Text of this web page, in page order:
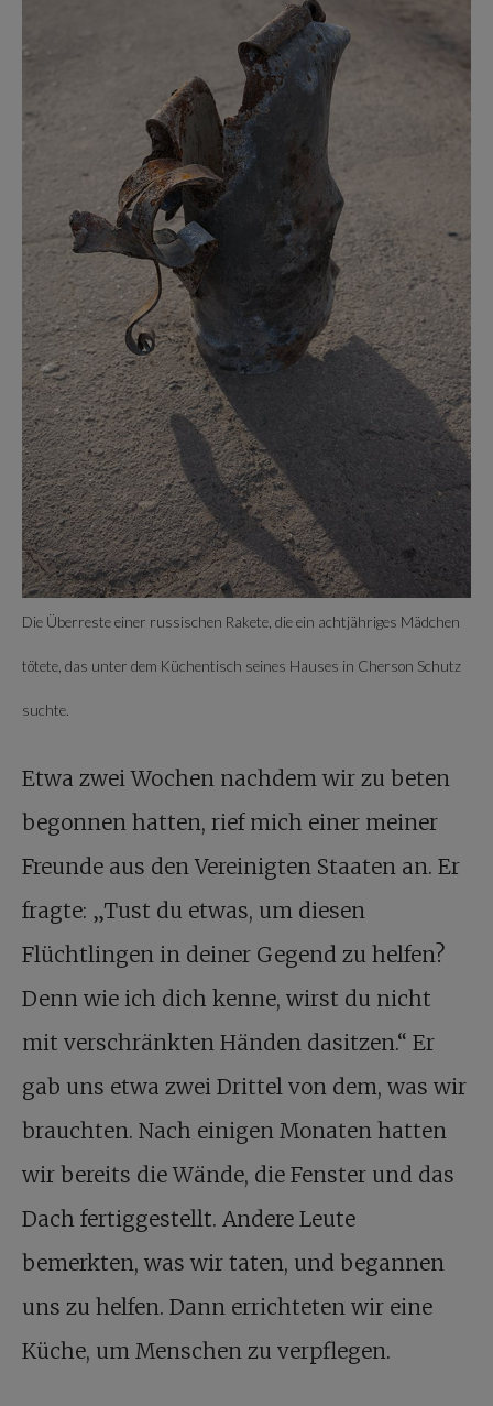
Die Überreste einer russischen Rakete, die ein achtjähriges Mädchen
tötete, das unter dem Küchentisch seines Hauses in Cherson Schutz
suchte.
Etwa zwei Wochen nachdem wir zu beten
begonnen hatten, rief mich einer meiner
Freunde aus den Vereinigten Staaten an. Er
fragte: „Tust du etwas, um diesen
Flüchtlingen in deiner Gegend zu helfen?
Denn wie ich dich kenne, wirst du nicht
mit verschränkten Händen dasitzen.“ Er
gab uns etwa zwei Drittel von dem, was wir
brauchten. Nach einigen Monaten hatten
wir bereits die Wände, die Fenster und das
Dach fertiggestellt. Andere Leute
bemerkten, was wir taten, und begannen
uns zu helfen. Dann errichteten wir eine
Küche, um Menschen zu verpflegen.